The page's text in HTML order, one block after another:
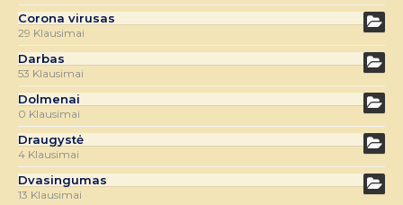
Corona virusas
29 Klausimai
Darbas
53 Klausimai
Dolmenai
0 Klausimai
Draugystė
4 Klausimai
Dvasingumas
13 Klausimai